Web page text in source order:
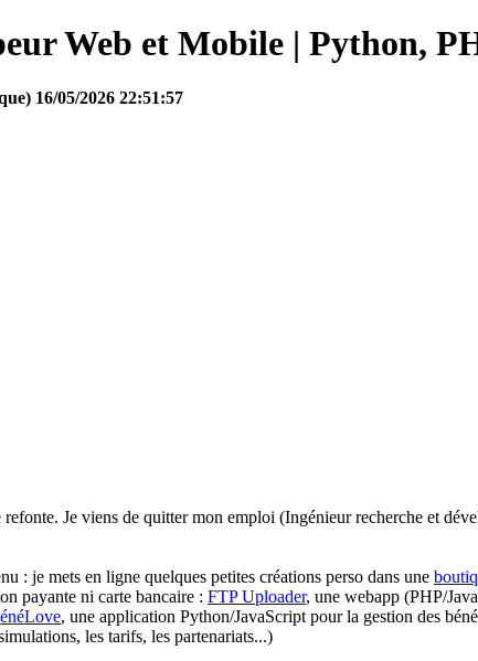
Web et Mobile | Python,
16/05/2026 22:51:57
Je viens de quitter mon emploi (Ingénieur recherche et
: je mets en ligne quelques petites créations perso dans une
payante ni carte bancaire : FTP Uploader, une webapp (PHP/
, une application Python/JavaScript pour la gestion des
les tarifs, les partenariats...)